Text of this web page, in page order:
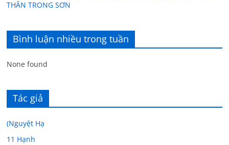
THÂN TRONG SƠN
Bình luận nhiều trong tuần
None found
Tác giả
(Nguyệt Hạ
11 Hạnh